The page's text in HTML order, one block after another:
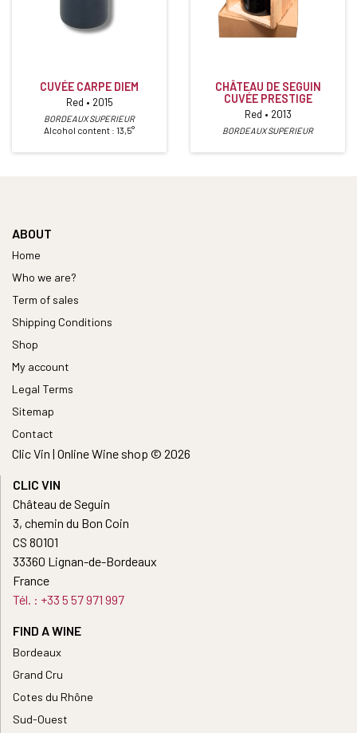
CUVÉE CARPE DIEM
Red • 2015
BORDEAUX SUPERIEUR
Alcohol content : 13,5°
CHÂTEAU DE SEGUIN
CUVÉE PRESTIGE
Red • 2013
BORDEAUX SUPERIEUR
ABOUT
Home
Who we are?
Term of sales
Shipping Conditions
Shop
My account
Legal Terms
Sitemap
Contact
Clic Vin | Online Wine shop © 2026
CLIC VIN
Château de Seguin
3, chemin du Bon Coin
CS 80101
33360 Lignan-de-Bordeaux
France
Tél. : +33 5 57 971 997
FIND A WINE
Bordeaux
Grand Cru
Cotes du Rhône
Sud-Ouest